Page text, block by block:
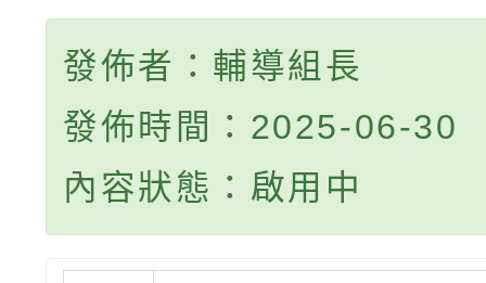
發佈者：輔導組長
發佈時間：2025-06-30
內容狀態：啟用中